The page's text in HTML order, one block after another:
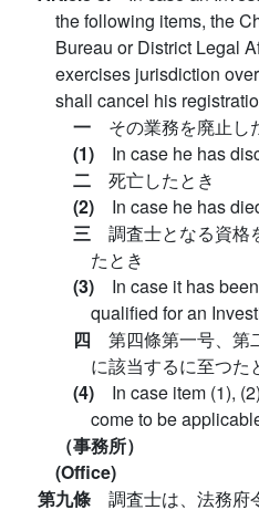
the following items, the
Bureau or District Legal
exercises jurisdiction
shall cancel his
一 その業務を廃止し
(1) In case he has
二 死亡したとき
(2) In case he has
三 調査士となる資格
たとき
(3) In case it has
qualified for an
四 第四條第一号、第
に該当するに至つた
(4) In case item (1),
come to be
（事務所）
(Office)
第九條 調査士は、法務府